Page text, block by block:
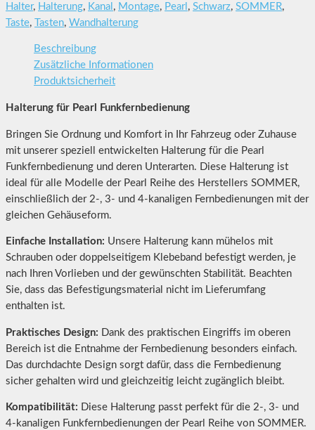
Halter, Halterung, Kanal , Montage, Pearl , Schwarz, SOMMER,
Taste, Tasten, Wandhalterung
Beschreibung
Zusätzliche Informationen
Produktsicherheit
Halterung für Pearl Funkfernbedienung
Bringen Sie Ordnung und Komfort in Ihr Fahrzeug oder Zuhause
mit unserer speziell entwickelten Halterung für die Pearl
Funkfernbedienung und deren Unterarten. Diese Halterung ist
ideal für alle Modelle der Pearl Reihe des Herstellers SOMMER,
einschließlich der 2-, 3- und 4-kanaligen Fernbedienungen mit der
gleichen Gehäuseform.
Einfache Installation: Unsere Halterung kann mühelos mit
Schrauben oder doppelseitigem Klebeband befestigt werden, je
nach Ihren Vorlieben und der gewünschten Stabilität. Beachten
Sie, dass das Befestigungsmaterial nicht im Lieferumfang
enthalten ist.
Praktisches Design: Dank des praktischen Eingriffs im oberen
Bereich ist die Entnahme der Fernbedienung besonders einfach.
Das durchdachte Design sorgt dafür, dass die Fernbedienung
sicher gehalten wird und gleichzeitig leicht zugänglich bleibt.
Kompatibilität: Diese Halterung passt perfekt für die 2-, 3- und
4-kanaligen Funkfernbedienungen der Pearl Reihe von SOMMER.